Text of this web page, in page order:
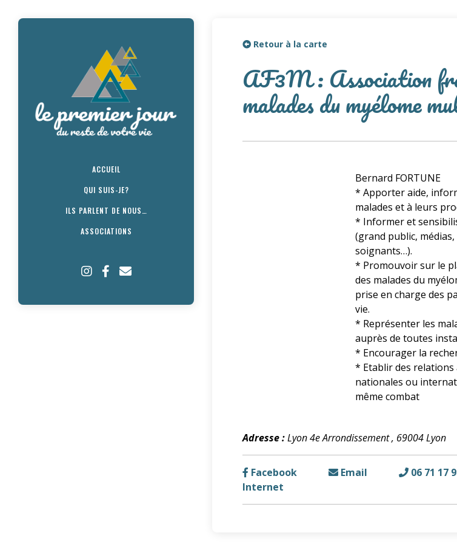
ACCUEIL
QUI SUIS-JE?
ILS PARLENT DE NOUS…
ASSOCIATIONS
Retour à la carte
AF3M : Association
malades du myélome
Bernard FORTUNE
* Apporter aide,
malades et à leurs
* Informer et
(grand public,
soignants…).
* Promouvoir sur le
des malades du
prise en charge des
vie.
* Représenter les
auprès de toutes
* Encourager la
* Etablir des relations
nationales ou
même combat
Adresse :Lyon 4e Arrondissement , 69004 Lyon
Facebook Email 06 71 17
Internet